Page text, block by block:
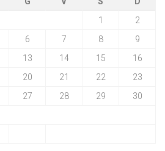
1
2
6 7 8
9
13 14 15
16
20 21 22
23
27 28 29
30